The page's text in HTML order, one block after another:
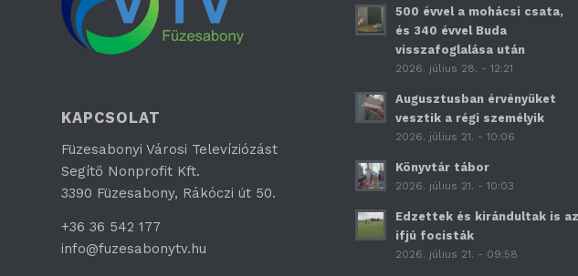
KAPCSOLAT
Füzesabonyi Városi Televíziózást
Segítő Nonprofit Kft.
3390 Füzesabony, Rákóczi út 50.
+36 36 542 177
info@fuzesabonytv.hu
500 évvel a mohácsi csata,
és 340 évvel Buda
visszafoglalása után
2026. július 28. - 12:21
Augusztusban érvényüket
vesztik a régi személyik
2026. július 21. - 10:06
Könyvtár tábor
2026. július 21. - 10:03
Edzettek és kirándultak is az
ifjú focisták
2026. július 21. - 09:58